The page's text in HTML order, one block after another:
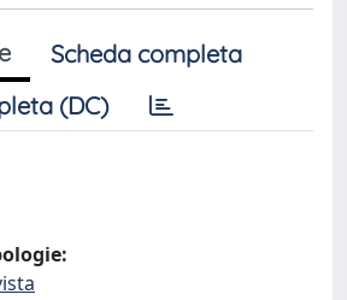
Scheda completa
(DC)